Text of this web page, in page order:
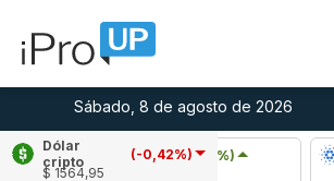
Sábado, 8 de agosto de 2026
Dólar
cripto
(-0,42%)
$ 1564,95
Ripple
(1,93%)
u$s 1,04
Cardano